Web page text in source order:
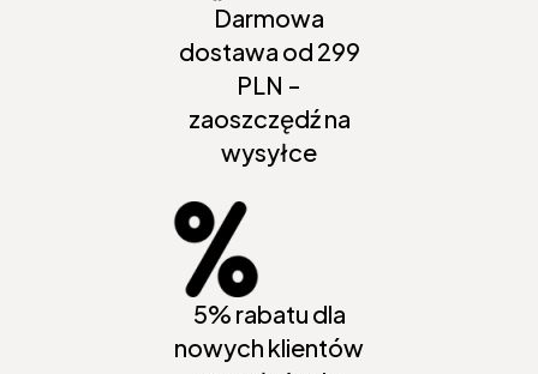
Darmowa
dostawa od 299
PLN -
zaoszczędź na
wysyłce
5% rabatu dla
nowych klientów